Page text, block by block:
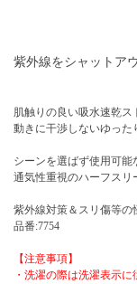
紫外線をシャットア
肌触りの良い吸水速乾ス
動きに干渉しないゆった
シーンを選ばず使用可能
通気性重視のハーフスリ
紫外線対策＆スリ傷等
品番:7754
【注意事項】
・洗濯の際は洗濯表示に